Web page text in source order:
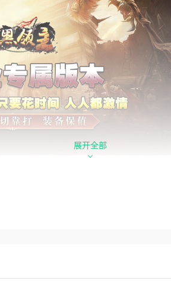
，全程无间断开启，参与即可领取海
展开全部